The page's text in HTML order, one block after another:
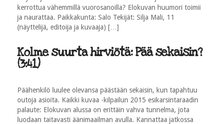
kerrottua vähemmillä vuorosanoilla? Elokuvan huumori toimii
ja naurattaa. Paikkakunta: Salo Tekijät: Silja Mali, 11
(näyttelijä, editoija ja kuvaaja) […]
Kolme suurta hirviötä: Pää sekaisin?
(3:41)
Päähenkilö luulee olevansa päästään sekaisin, kun tapahtuu
outoja asioita. Kaikki kuvaa -kilpailun 2015 esikarsintaraadin
palaute: Elokuvan alussa on erittäin vahva tunnelma, jota
luodaan taitavasti äänimaailman avulla. Kannattaa jatkossa